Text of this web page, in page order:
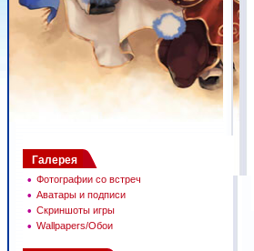
Галерея
• Фотографии со встреч
• Аватары и подписи
• Скриншоты игры
• Wallpapers/Обои